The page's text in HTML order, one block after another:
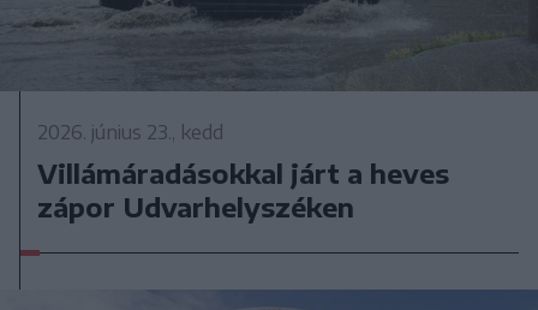
2026. június 23., kedd
Villámáradásokkal járt a heves
zápor Udvarhelyszéken